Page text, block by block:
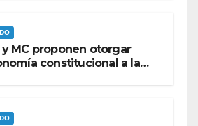
y MC proponen otorgar
constitucional a la